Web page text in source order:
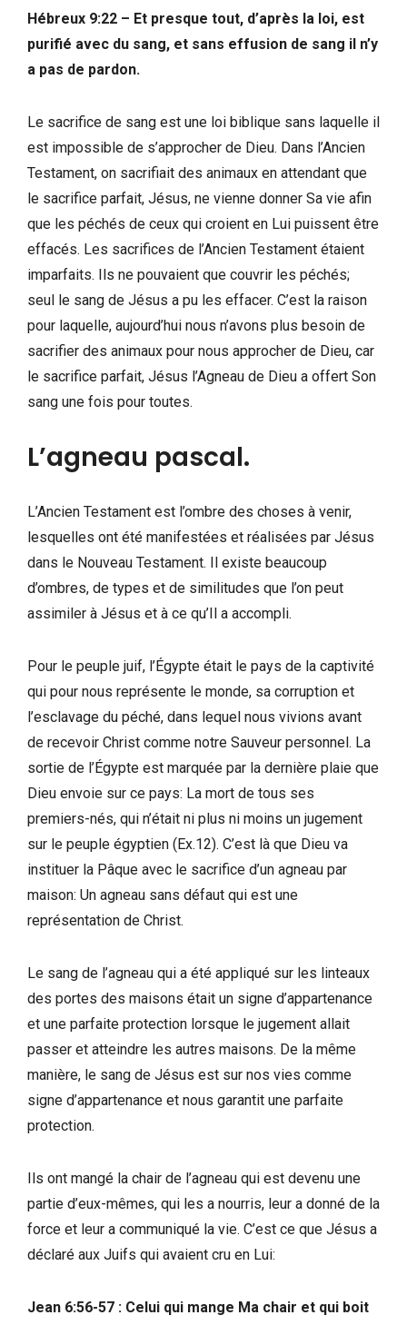
Hébreux 9:22 – Et presque tout, d’après la loi, est
purifié avec du sang, et sans effusion de sang il n’y
a pas de pardon.
Le sacrifice de sang est une loi biblique sans laquelle il
est impossible de s’approcher de Dieu. Dans l’Ancien
Testament, on sacrifiait des animaux en attendant que
le sacrifice parfait, Jésus, ne vienne donner Sa vie afin
que les péchés de ceux qui croient en Lui puissent être
effacés. Les sacrifices de l’Ancien Testament étaient
imparfaits. Ils ne pouvaient que couvrir les péchés;
seul le sang de Jésus a pu les effacer. C’est la raison
pour laquelle, aujourd’hui nous n’avons plus besoin de
sacrifier des animaux pour nous approcher de Dieu, car
le sacrifice parfait, Jésus l’Agneau de Dieu a offert Son
sang une fois pour toutes.
L’agneau pascal.
L’Ancien Testament est l’ombre des choses à venir,
lesquelles ont été manifestées et réalisées par Jésus
dans le Nouveau Testament. Il existe beaucoup
d’ombres, de types et de similitudes que l’on peut
assimiler à Jésus et à ce qu’Il a accompli.
Pour le peuple juif, l’Égypte était le pays de la captivité
qui pour nous représente le monde, sa corruption et
l’esclavage du péché, dans lequel nous vivions avant
de recevoir Christ comme notre Sauveur personnel. La
sortie de l’Égypte est marquée par la dernière plaie que
Dieu envoie sur ce pays: La mort de tous ses
premiers-nés, qui n’était ni plus ni moins un jugement
sur le peuple égyptien (Ex.12). C’est là que Dieu va
instituer la Pâque avec le sacrifice d’un agneau par
maison: Un agneau sans défaut qui est une
représentation de Christ.
Le sang de l’agneau qui a été appliqué sur les linteaux
des portes des maisons était un signe d’appartenance
et une parfaite protection lorsque le jugement allait
passer et atteindre les autres maisons. De la même
manière, le sang de Jésus est sur nos vies comme
signe d’appartenance et nous garantit une parfaite
protection.
Ils ont mangé la chair de l’agneau qui est devenu une
partie d’eux-mêmes, qui les a nourris, leur a donné de la
force et leur a communiqué la vie. C’est ce que Jésus a
déclaré aux Juifs qui avaient cru en Lui:
Jean 6:56-57 : Celui qui mange Ma chair et qui boit